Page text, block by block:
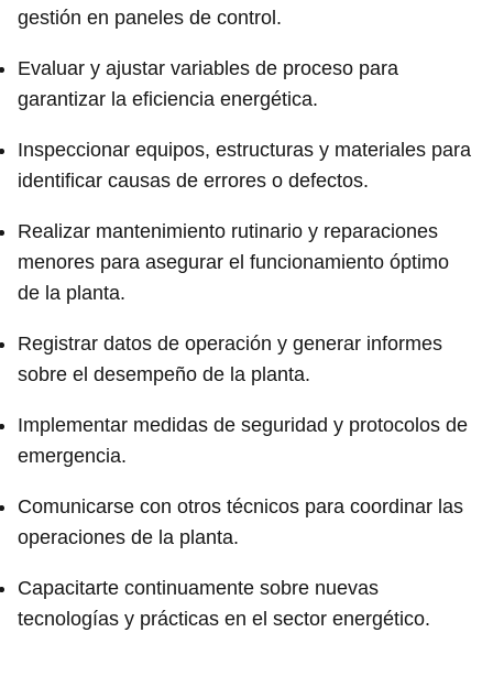
gestión en paneles de control.
Evaluar y ajustar variables de proceso para
garantizar la eficiencia energética.
Inspeccionar equipos, estructuras y materiales para
identificar causas de errores o defectos.
Realizar mantenimiento rutinario y reparaciones
menores para asegurar el funcionamiento óptimo
de la planta.
Registrar datos de operación y generar informes
sobre el desempeño de la planta.
Implementar medidas de seguridad y protocolos de
emergencia.
Comunicarse con otros técnicos para coordinar las
operaciones de la planta.
Capacitarte continuamente sobre nuevas
tecnologías y prácticas en el sector energético.